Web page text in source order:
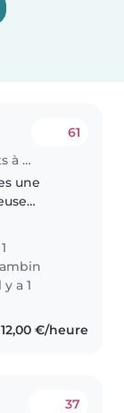
Job de garde d'enfants à Créteil
61
une
3 ans.
plein
lire
a 1
12,00 €/heure
37